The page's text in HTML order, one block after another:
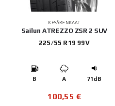
KESÄRENKAAT
Sailun ATREZZO ZSR 2 SUV
225/55 R19 99V
B A 71dB
100,55€